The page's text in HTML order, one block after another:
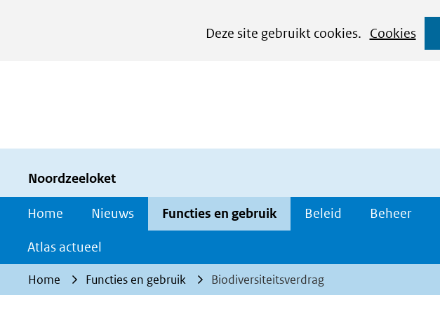
Deze site gebruikt cookies.
Cookies
van
cookies
op
deze
website
worden
toegestaan
Noordzeeloket
Home Nieuws Functies en gebruik Beleid Beheer
Atlas actueel
Home Functies en gebruik Biodiversiteitsverdrag